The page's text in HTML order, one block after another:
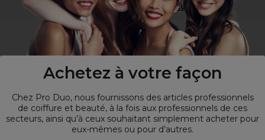
Achetez à votre façon
Chez Pro Duo, nous fournissons des articles professionnels
de coiffure et beauté, à la fois aux professionnels de ces
secteurs, ainsi qu’à ceux souhaitant simplement acheter pour
eux-mêmes ou pour d’autres.
Visitez notre site pour les particuliers!